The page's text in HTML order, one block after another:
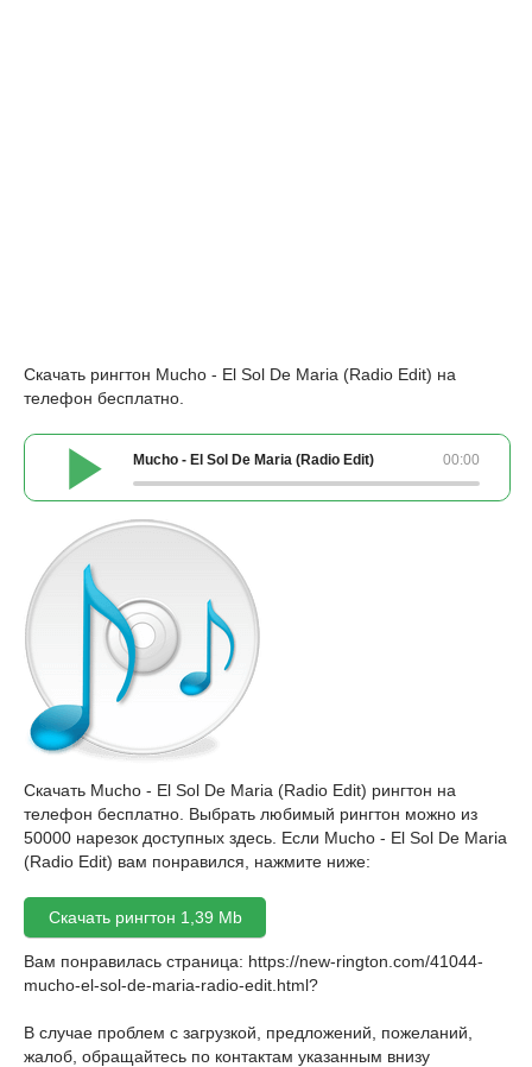
Скачать рингтон Mucho - El Sol De Maria (Radio Edit) на
телефон бесплатно.
00:00
Mucho - El Sol De Maria (Radio Edit)
Скачать Mucho - El Sol De Maria (Radio Edit) рингтон на
телефон бесплатно. Выбрать любимый рингтон можно из
50000 нарезок доступных здесь. Если Mucho - El Sol De Maria
(Radio Edit) вам понравился, нажмите ниже:
Скачать рингтон 1,39 Mb
Вам понравилась страница: https://new-rington.com/41044-
mucho-el-sol-de-maria-radio-edit.html?
В случае проблем с загрузкой, предложений, пожеланий,
жалоб, обращайтесь по контактам указанным внизу